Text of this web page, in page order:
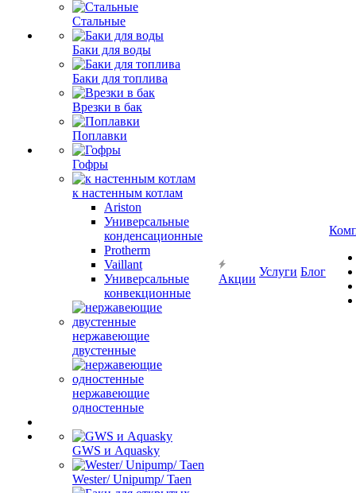
Стальные
Баки для воды
Баки для топлива
Врезки в бак
Поплавки
Гофры
к настенным котлам
Ariston
Универсальные
конденсационные
Protherm
Vaillant
Универсальные
конвекционные
нержавеющие
двустенные
нержавеющие
одностенные
GWS и Aquasky
Wester/ Unipump/ Taen
Акции
Услуги Блог